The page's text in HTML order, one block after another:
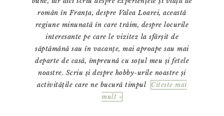
român în Franța, despre Valea Loarei, această
regiune minunată în care trăim, despre locurile
interesante pe care le vizitez la sfârșit de
săptămână sau în vacanțe, mai aproape sau mai
departe de casă, împreună cu soțul meu și fetele
noastre. Scriu și despre hobby-urile noastre și
activitățile care ne bucură timpul
Citeste mai
mult »